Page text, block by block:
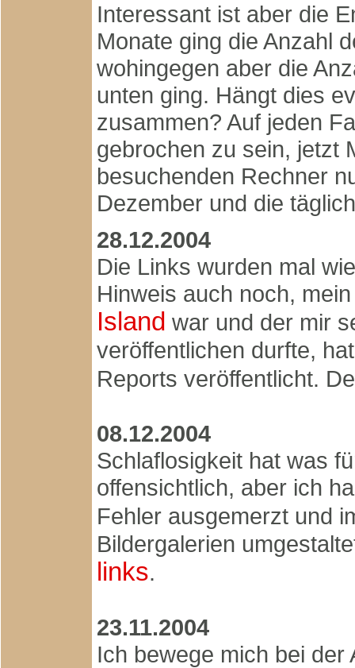
Interessant ist aber die
Monate ging die Anzahl
wohingegen aber die
unten ging. Hängt dies
zusammen? Auf jeden
gebrochen zu sein, jetzt
besuchenden Rechner
Dezember und die
28.12.2004
Die Links wurden mal
Hinweis auch noch,
Island war und der mir
veröffentlichen durfte,
Reports veröffentlicht.
08.12.2004
Schlaflosigkeit hat was
offensichtlich, aber ich
Fehler ausgemerzt und
Bildergalerien
links.
23.11.2004
Ich bewege mich bei